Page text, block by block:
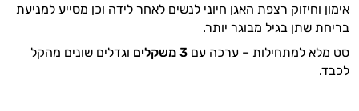
אימון וחיזוק רצפת האגן חיוני לנשים לאחר לידה וכן מסייע למניעת
בריחת שתן בגיל מבוגר יותר.
סט מלא למתחילות – ערכה עם 3 משקלים
וגדלים שונים מהקל
לכבד.